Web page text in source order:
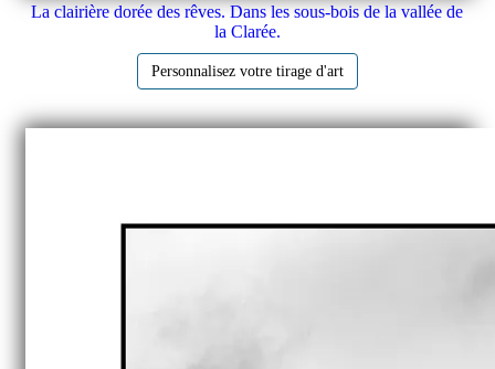
La clairière dorée des rêves. Dans les sous-bois de la vallée de
la Clarée.
Personnalisez votre tirage d'art